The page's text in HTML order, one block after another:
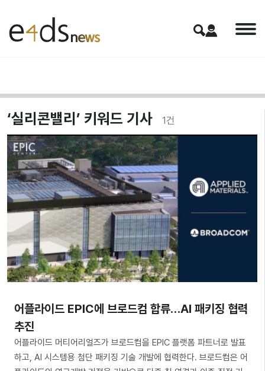
‘실리콘밸리’ 키워드 기사 1건
어플라이드 EPIC에 브로드컴 합류…AI 패키징 협력
추진
어플라이드 머티어리얼즈가 브로드컴을 EPIC 플랫폼 파트너로 발표
하고, AI 시스템용 첨단 패키징 기술 개발에 협력한다. 브로드컴은 어